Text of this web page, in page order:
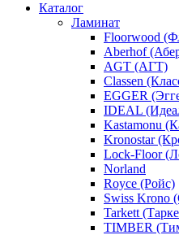
Каталог
Ламинат
Floorwood
Aberhof
AGT (АГТ)
Classen
EGGER
IDEAL
Kastamonu
Kronostar
Lock-Floor
Norland
Royce (Ройс)
Swiss Krono
Tarkett
TIMBER